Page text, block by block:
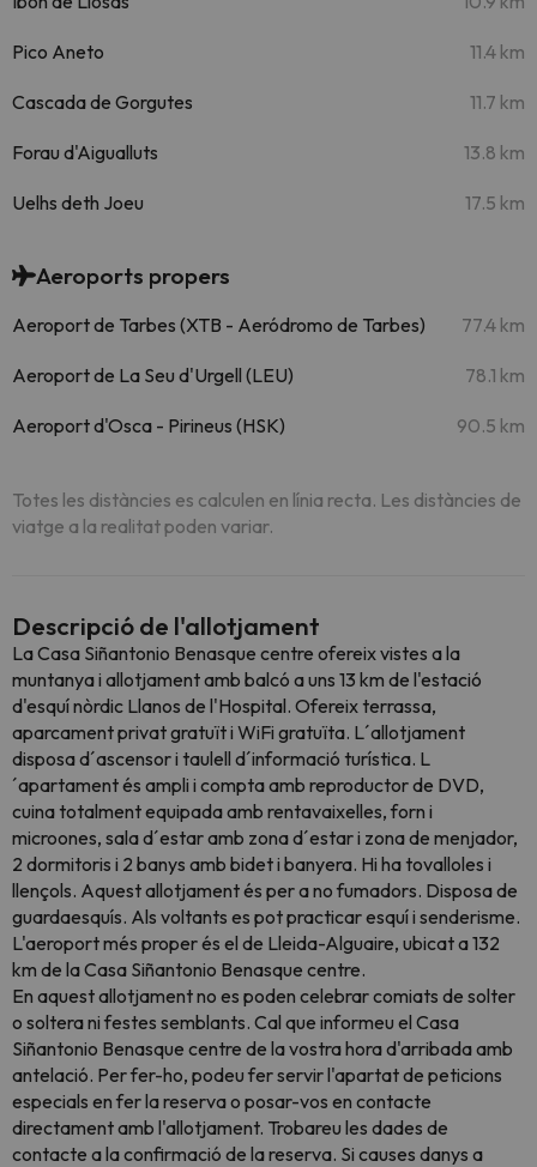
Pico Aneto 11.4 km
Cascada de Gorgutes 11.7 km
Forau d'Aigualluts 13.8 km
Uelhs deth Joeu 17.5 km
Aeroports propers
Aeroport de Tarbes (XTB - Aeródromo de Tarbes) 77.4 km
Aeroport de La Seu d'Urgell (LEU) 78.1 km
Aeroport d'Osca - Pirineus (HSK) 90.5 km
Totes les distàncies es calculen en línia recta. Les distàncies de
viatge a la realitat poden variar.
Descripció de l'allotjament
La Casa Siñantonio Benasque centre ofereix vistes a la
muntanya i allotjament amb balcó a uns 13 km de l'estació
d'esquí nòrdic Llanos de l'Hospital. Ofereix terrassa,
aparcament privat gratuït i WiFi gratuïta. L´allotjament
disposa d´ascensor i taulell d´informació turística. L
´apartament és ampli i compta amb reproductor de DVD,
cuina totalment equipada amb rentavaixelles, forn i
microones, sala d´estar amb zona d´estar i zona de menjador,
2 dormitoris i 2 banys amb bidet i banyera. Hi ha tovalloles i
llençols. Aquest allotjament és per a no fumadors. Disposa de
guardaesquís. Als voltants es pot practicar esquí i senderisme.
L'aeroport més proper és el de Lleida-Alguaire, ubicat a 132
km de la Casa Siñantonio Benasque centre.
En aquest allotjament no es poden celebrar comiats de solter
o soltera ni festes semblants. Cal que informeu el Casa
Siñantonio Benasque centre de la vostra hora d'arribada amb
antelació. Per fer-ho, podeu fer servir l'apartat de peticions
especials en fer la reserva o posar-vos en contacte
directament amb l'allotjament. Trobareu les dades de
contacte a la confirmació de la reserva. Si causes danys a